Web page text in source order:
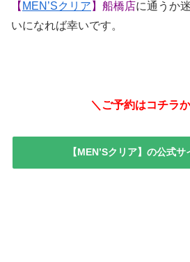
【 MEN’Sクリア 】船橋店に通うか
いになれば幸いです。
＼ご予約はコチラ
【MEN’Sクリア】の公式